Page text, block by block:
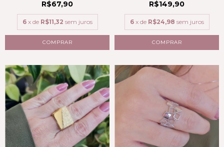
R$67,90
6 x de R$11,32 sem juros
R$149,90
6 x de R$24,98 sem juros
COMPRAR